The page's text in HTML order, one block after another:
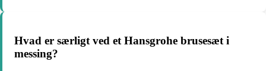
Hvad er særligt ved et Hansgrohe brusesæt i
messing?